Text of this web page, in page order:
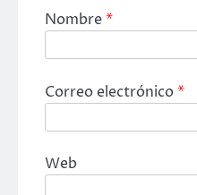
Nombre*
Correo electrónico*
Web